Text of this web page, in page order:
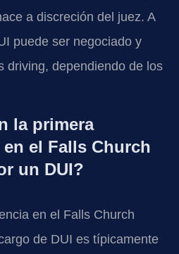
a discreción del juez. A
puede ser negociado y
driving, dependiendo de los
la primera
el Falls Church
un DUI?
en el Falls Church
de DUI es típicamente